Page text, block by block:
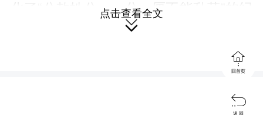
化了“公款姓公、一分一厘不能乱花”的纪
然而，任何改革在落地过程中都需
将“不陪同”极端化为“避而不见”，使政策
点击查看全文


回首页

返 回